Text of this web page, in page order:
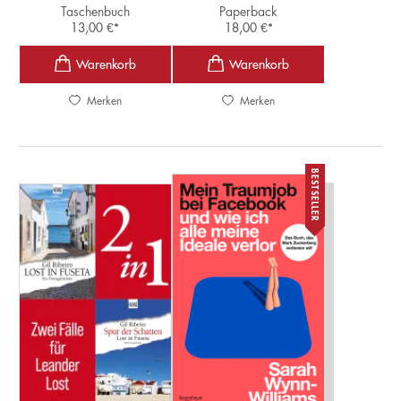
Taschenbuch
13,00€*
Merken
Paperback
18,00 €*
Merken
BESTSELLER